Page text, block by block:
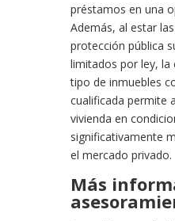
préstamos en una
Además, al estar
protección pública
limitados por ley, la
tipo de inmuebles
cualificada permite
vivienda en
significativamente
el mercado privado.
Más